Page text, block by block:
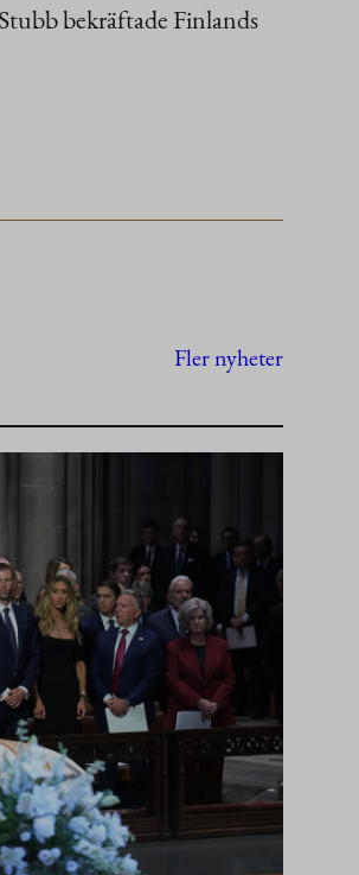
bekräftade Finlands
Fler nyheter